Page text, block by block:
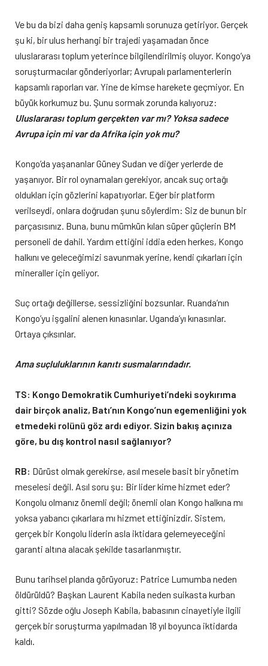
Ve bu da bizi daha geniş kapsamlı sorunuza getiriyor. Gerçek
şu ki, bir ulus herhangi bir trajedi yaşamadan önce
uluslararası toplum yeterince bilgilendirilmiş oluyor. Kongo’ya
soruşturmacılar gönderiyorlar; Avrupalı ​​parlamenterlerin
kapsamlı raporları var. Yine de kimse harekete geçmiyor. En
büyük korkumuz bu. Şunu sormak zorunda kalıyoruz:
Uluslararası toplum gerçekten var mı? Yoksa sadece
Avrupa için mi var da Afrika için yok mu?
Kongo’da yaşananlar Güney Sudan ve diğer yerlerde de
yaşanıyor. Bir rol oynamaları gerekiyor, ancak suç ortağı
oldukları için gözlerini kapatıyorlar. Eğer bir platform
verilseydi, onlara doğrudan şunu söylerdim: Siz de bunun bir
parçasısınız. Buna, bunu mümkün kılan süper güçlerin BM
personeli de dahil. Yardım ettiğini iddia eden herkes, Kongo
halkını ve geleceğimizi savunmak yerine, kendi çıkarları için
mineraller için geliyor.
Suç ortağı değillerse, sessizliğini bozsunlar. Ruanda’nın
Kongo’yu işgalini alenen kınasınlar. Uganda’yı kınasınlar.
Ortaya çıksınlar.
Ama suçluluklarının kanıtı susmalarındadır.
TS: Kongo Demokratik Cumhuriyeti’ndeki soykırıma
dair birçok analiz, Batı’nın Kongo’nun egemenliğini yok
etmedeki rolünü göz ardı ediyor. Sizin bakış açınıza
göre, bu dış kontrol nasıl sağlanıyor?
RB: Dürüst olmak gerekirse, asıl mesele basit bir yönetim
meselesi değil. Asıl soru şu: Bir lider kime hizmet eder?
Kongolu olmanız önemli değil; önemli olan Kongo halkına mı
yoksa yabancı çıkarlara mı hizmet ettiğinizdir. Sistem,
gerçek bir Kongolu liderin asla iktidara gelemeyeceğini
garanti altına alacak şekilde tasarlanmıştır.
Bunu tarihsel planda görüyoruz: Patrice Lumumba neden
öldürüldü? Başkan Laurent Kabila neden suikasta kurban
gitti? Sözde oğlu Joseph Kabila, babasının cinayetiyle ilgili
gerçek bir soruşturma yapılmadan 18 yıl boyunca iktidarda
kaldı.